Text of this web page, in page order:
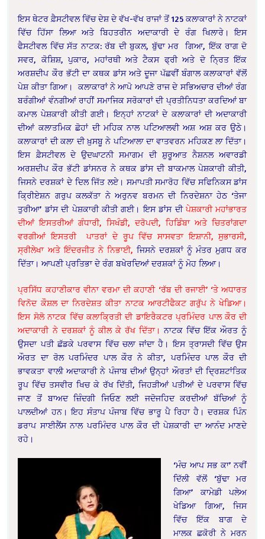
ਇਸ ਥੇਟਰ ਫ਼ੈਸਟੀਵਲ ਵਿੱਚ ਦੇਸ਼ ਦੇ ਵੱਖ-ਵੱਖ ਰਾਜਾਂ ਤੋਂ 125 ਕਲਾਕਾਰਾਂ ਨੇ ਨਾਟਕਾਂ
ਵਿੱਚ ਹਿੱਸਾ ਲਿਆ ਅਤੇ ਬਿਹਤਰੀਨ ਅਦਾਕਾਰੀ ਦੇ ਰੰਗ ਖਿਲਾਰੇ। ਇਸ
ਫੈਸਟੀਵਲ ਵਿੱਚ ਸੱਤ ਨਾਟਕ: ਰੱਬ ਦੀ ਬੁਕਲ, ਬੁੱਢਾ ਮਰ ਗਿਆ, ਇੱਕ ਰਾਗ ਦੋ
ਸਵਰ, ਕੋਸ਼ਿਸ਼, ਪੁਕਾਰ, ਮਹਾਂਰਥੀ ਅਤੇ ਟੈਕਸ ਫ੍ਰੀ ਅਤੇ ਦੋ ਨ੍ਰਿਤ ਇੱਕ
ਅਰਸ਼ਦੀਪ ਕੌਰ ਭੱਟੀ ਦਾ ਕਥਕ ਡਾਂਸ ਅਤੇ ਦੂਜਾ ਪੱਛਵੀਂ ਬੰਗਾਲ ਕਲਾਕਾਰਾਂ ਵੱਲੋਂ
ਪੇਸ਼ ਕੀਤਾ ਗਿਆ। ਕਲਾਕਾਰਾਂ ਨੇ ਆਪੋ ਆਪਣੇ ਰਾਜ ਦੇ ਸਭਿਅਚਾਰ ਦੀਆਂ ਰੰਗ
ਬਰੰਗੀਆਂ ਵੰਨਗੀਆਂ ਰਾਹੀਂ ਸਮਾਜਿਕ ਸਰੋਕਾਰਾਂ ਦੀ ਪ੍ਰਤੀਨਿਧਤਾ ਕਰਦਿਆਂ ਬਾ
ਕਮਾਲ ਪੇਸ਼ਕਾਰੀ ਕੀਤੀ ਗਈ। ਇਨ੍ਹਾਂ ਨਾਟਕਾਂ ਦੇ ਕਲਾਕਾਰਾਂ ਦੀ ਅਦਾਕਾਰੀ
ਦੀਆਂ ਕਲਾਤਮਿਕ ਛੋਹਾਂ ਦੀ ਮਹਿਕ ਨਾਲ ਪਟਿਆਲਵੀ ਅਸ਼ ਅਸ਼ ਕਰ ਉਠੇ।
ਕਲਾਕਾਰਾਂ ਦੀ ਕਲਾ ਦੀ ਖ਼ੁਸਬੂ ਨੇ ਪਟਿਆਲਾ ਦਾ ਵਾਤਵਰਨ ਮਹਿਕਣ ਲਾ ਦਿੱਤਾ।
ਇਸ ਫ਼ੈਸਟੀਵਲ ਦੇ ਉਦਘਾਟਨੀ ਸਮਾਗਮ ਦੀ ਸ਼ੁਰੂਆਤ ਨੈਸ਼ਨਲ ਅਵਾਰਡੀ
ਅਰਸ਼ਦੀਪ ਕੌਰ ਭੱਟੀ ਡਾਂਸਨਰ ਨੇ ਕਥਕ ਡਾਂਸ ਦੀ ਬਾਕਮਾਲ ਪੇਸ਼ਕਾਰੀ ਕੀਤੀ,
ਜਿਸਨੇ ਦਰਸ਼ਕਾਂ ਦੇ ਦਿਲ ਜਿੱਤ ਲਏ। ਸਮਾਪਤੀ ਸਮਾਰੋਹ ਵਿੱਚ ਸਫਿਨਿਕਸ ਡਾਂਸ
ਕ੍ਰਿੀਏਸ਼ਨ ਗਰੁਪ ਕਲਕੱਤਾ ਨੇ ਅਰੁਨਵ ਬਰਮਨ ਦੀ ਨਿਰਦੇਸ਼ਨਾ ਹੇਠ ‘ਤੇਜਾ
ਤੁਰੀਆ’ ਡਾਂਸ ਦੀ ਪੇਸ਼ਕਾਰੀ ਕੀਤੀ ਗਈ। ਇਸ ਡਾਂਸ ਦੀਪੇਸ਼ਕਾਰੀ ਮਹਾਂਭਾਰਤ
ਦੀਆਂ ਇਸਤਰੀਆਂ ਗੰਧਾਰੀ, ਸਿਖੰਡੀ, ਦਰੋਪਦੀ, ਹਿਡਿੰਬਾ ਅਤੇ ਚਿਤਰਾਂਗਦਾ
ਵਰਗੀਆਂ ਇਸਤਰੀ ਪਾਤਰਾਂ ਦੇ ਰੂਪ ਵਿੱਚ ਸਾਸਵਤਾ ਇਸ਼ਾਨੀ, ਸੁਭਾਰਸੀ,
ਸ੍ਰੀਲੇਖਾ ਅਤੇ ਇੰਦਰਜੀਤ ਨੇ ਨਿਭਾਈ, ਜਿਸਨੇ ਦਰਸ਼ਕਾਂ ਨੂੰ ਮੰਤਰ ਮੁਗਧ ਕਰ
ਦਿੱਤਾ। ਆਪਣੀ ਪ੍ਰਤਿਭਾ ਦੇ ਰੰਗ ਬਖੇਰਦਿਆਂ ਦਰਸ਼ਕਾਂ ਨੂੰ ਮੋਹ ਲਿਆ।
ਪ੍ਰਸਿੱਧ ਕਹਾਣੀਕਾਰ ਵੀਨਾ ਵਰਮਾ ਦੀ ਕਹਾਣੀ ‘ਰੱਬ ਦੀ ਰਜਾਈ’ ‘ਤੇ ਅਧਾਰਤ
ਵਿਨੋਦ ਕੌਸ਼ਲ ਦਾ ਨਿਰਦੇਸ਼ਤ ਕੀਤਾ ਨਾਟਕ ਆਰਟੀਫੈਕਟ ਗਰੁੱਪ ਨੇ ਖੇਡਿਆ।
ਇਸ ਸੋਲੋ ਨਾਟਕ ਵਿੱਚ ਕਲਾਕ੍ਰਿਤੀ ਦੀ ਡਾਇਰੈਕਟਰ ਪ੍ਰਮਿੰਦਰ ਪਾਲ ਕੌਰ ਦੀ
ਅਦਾਕਾਰੀ ਨੇ ਦਰਸ਼ਕਾਂ ਨੂੰ ਕੀਲ ਕੇ ਰੱਖ ਦਿੱਤਾ। ਨਾਟਕ ਵਿੱਚ ਇੱਕ ਔਰਤ ਨੂੰ
ਉਸਦਾ ਪਤੀ ਛੱਡਕੇ ਪਰਵਾਸ ਵਿੱਚ ਚਲਾ ਜਾਂਦਾ ਹੈ। ਇਸ ਤ੍ਰਾਸਦੀ ਵਿੱਚ ਉਸ
ਔਰਤ ਦਾ ਰੋਲ ਪਰਮਿੰਦਰ ਪਾਲ ਕੌਰ ਨੇ ਕੀਤਾ, ਪਰਮਿੰਦਰ ਪਾਲ ਕੌਰ ਦੀ
ਭਾਵਕਤਾ ਵਾਲੀ ਅਦਾਕਾਰੀ ਨੇ ਪੰਜਾਬ ਦੀਆਂ ਉਨ੍ਹਾਂ ਔਰਤਾਂ ਦੀ ਦ੍ਰਿਸ਼ਟਾਂਤਿਕ
ਰੂਪ ਵਿੱਚ ਤਸਵੀਰ ਖਿਚ ਕੇ ਰੱਖ ਦਿੱਤੀ, ਜਿਹੜੀਆਂ ਪਤੀਆਂ ਦੇ ਪਰਵਾਸ ਵਿੱਚ
ਜਾਣ ਤੋਂ ਬਾਅਦ ਜ਼ਿੰਦਗੀ ਜਿਓਣ ਲਈ ਜਦੋਜਹਿਦ ਕਰਦੀਆਂ ਬੱਚਿਆਂ ਨੂੰ
ਪਾਲਦੀਆਂ ਹਨ। ਇਹ ਸੰਤਾਪ ਪੰਜਾਬ ਵਿੱਚ ਭਾਰੂ ਪੈ ਰਿਹਾ ਹੈ। ਦਰਸ਼ਕ ਪਿੰਨ
ਡਰਾਪ ਸਾਈਲੈਂਸ ਨਾਲ ਪਰਮਿੰਦਰ ਪਾਲ ਕੌਰ ਦੀ ਪੇਸ਼ਕਾਰੀ ਦਾ ਆਨੰਦ ਮਾਣਦੇ
ਰਹੇ।
‘ਮੰਚ ਆਪ ਸਭ ਕਾ’ ਨਵੀਂ
ਦਿੱਲੀ ਵੱਲੋਂ ‘ਬੁੱਢਾ ਮਰ
ਗਿਆ’ ਕਾਮੇਡੀ ਪਲੇਅ
ਖੇਡਿਆ ਗਿਆ, ਜਿਸ
ਵਿੱਚ ਇੱਕ ਬਾਗ ਦੇ
ਮਾਲਕ ਛਕੋਰੀ ਨੇ ਮਰਨ